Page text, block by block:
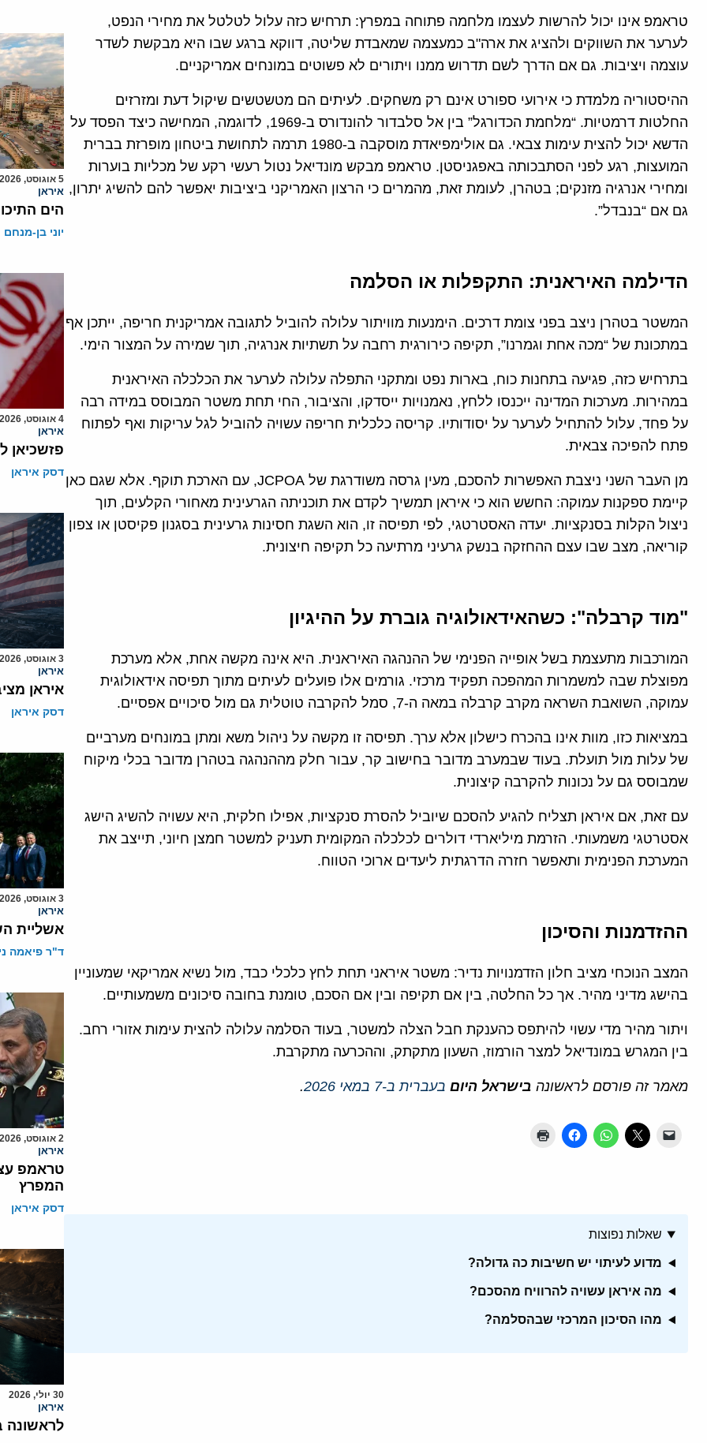
טראמפ אינו יכול להרשות לעצמו מלחמה פתוחה במפרץ: תרחיש כזה עלול לטלטל את מחירי הנפט,
לערער את השווקים ולהציג את ארה"ב כמעצמה שמאבדת שליטה, דווקא ברגע שבו היא מבקשת לשדר
עוצמה ויציבות. גם אם הדרך לשם תדרוש ממנו ויתורים לא פשוטים במונחים אמריקניים.
ההיסטוריה מלמדת כי אירועי ספורט אינם רק משחקים. לעיתים הם מטשטשים שיקול דעת ומזרזים
החלטות דרמטיות. “מלחמת הכדורגל” בין אל סלבדור להונדורס ב-1969, לדוגמה, המחישה כיצד הפסד על
הדשא יכול להצית עימות צבאי. גם אולימפיאדת מוסקבה ב-1980 תרמה לתחושת ביטחון מופרזת בברית
המועצות, רגע לפני הסתבכותה באפגניסטן. טראמפ מבקש מונדיאל נטול רעשי רקע של מכליות בוערות
ומחירי אנרגיה מזנקים; בטהרן, לעומת זאת, מהמרים כי הרצון האמריקני ביציבות יאפשר להם להשיג יתרון,
גם אם “בנבדל”.
הדילמה האיראנית: התקפלות או הסלמה
המשטר בטהרן ניצב בפני צומת דרכים. הימנעות מוויתור עלולה להוביל לתגובה אמריקנית חריפה, ייתכן אף
במתכונת של “מכה אחת וגמרנו”, תקיפה כירורגית רחבה על תשתיות אנרגיה, תוך שמירה על המצור הימי.
בתרחיש כזה, פגיעה בתחנות כוח, בארות נפט ומתקני התפלה עלולה לערער את הכלכלה האיראנית
במהירות. מערכות המדינה ייכנסו ללחץ, נאמנויות ייסדקו, והציבור, החי תחת משטר המבוסס במידה רבה
על פחד, עלול להתחיל לערער על יסודותיו. קריסה כלכלית חריפה עשויה להוביל לגל עריקות ואף לפתוח
פתח להפיכה צבאית.
מן העבר השני ניצבת האפשרות להסכם, מעין גרסה משודרגת של JCPOA, עם הארכת תוקף. אלא שגם כאן
קיימת ספקנות עמוקה: החשש הוא כי איראן תמשיך לקדם את תוכניתה הגרעינית מאחורי הקלעים, תוך
ניצול הקלות בסנקציות. יעדה האסטרטגי, לפי תפיסה זו, הוא השגת חסינות גרעינית בסגנון פקיסטן או צפון
קוריאה, מצב שבו עצם ההחזקה בנשק גרעיני מרתיעה כל תקיפה חיצונית.
"מוד קרבלה": כשהאידאולוגיה גוברת על ההיגיון
המורכבות מתעצמת בשל אופייה הפנימי של ההנהגה האיראנית. היא אינה מקשה אחת, אלא מערכת
מפוצלת שבה למשמרות המהפכה תפקיד מרכזי. גורמים אלו פועלים לעיתים מתוך תפיסה אידאולוגית
עמוקה, השואבת השראה מקרב קרבלה במאה ה-7, סמל להקרבה טוטלית גם מול סיכויים אפסיים.
במציאות כזו, מוות אינו בהכרח כישלון אלא ערך. תפיסה זו מקשה על ניהול משא ומתן במונחים מערביים
של עלות מול תועלת. בעוד שבמערב מדובר בחישוב קר, עבור חלק מההנהגה בטהרן מדובר בכלי מיקוח
שמבוסס גם על נכונות להקרבה קיצונית.
עם זאת, אם איראן תצליח להגיע להסכם שיוביל להסרת סנקציות, אפילו חלקית, היא עשויה להשיג הישג
אסטרטגי משמעותי. הזרמת מיליארדי דולרים לכלכלה המקומית תעניק למשטר חמצן חיוני, תייצב את
המערכת הפנימית ותאפשר חזרה הדרגתית ליעדים ארוכי הטווח.
ההזדמנות והסיכון
המצב הנוכחי מציב חלון הזדמנויות נדיר: משטר איראני תחת לחץ כלכלי כבד, מול נשיא אמריקאי שמעוניין
בהישג מדיני מהיר. אך כל החלטה, בין אם תקיפה ובין אם הסכם, טומנת בחובה סיכונים משמעותיים.
ויתור מהיר מדי עשוי להיתפס כהענקת חבל הצלה למשטר, בעוד הסלמה עלולה להצית עימות אזורי רחב.
בין המגרש במונדיאל למצר הורמוז, השעון מתקתק, וההכרעה מתקרבת.
מאמר זה פורסם לראשונה בישראל היום בעברית ב-7 במאי 2026 .
שאלות נפוצות
מדוע לעיתוי יש חשיבות כה גדולה?
מה איראן עשויה להרוויח מהסכם?
מהו הסיכון המרכזי שבהסלמה?
5 אוגוסט, 2026
איראן
הים
יוני בן-מנחם
4 אוגוסט, 2026
איראן
פזשכיאן
דסק איראן
3 אוגוסט, 2026
איראן
איראן
דסק איראן
3 אוגוסט, 2026
איראן
אשליית
ד"ר פיאמה
2 אוגוסט, 2026
איראן
טראמפ
המפרץ
דסק איראן
30 יולי, 2026
איראן
לראשונה